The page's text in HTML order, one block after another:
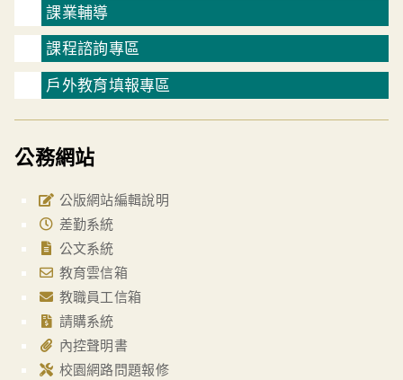
課業輔導
課程諮詢專區
戶外教育填報專區
公務網站
公版網站編輯說明
差勤系統
公文系統
教育雲信箱
教職員工信箱
請購系統
內控聲明書
校園網路問題報修